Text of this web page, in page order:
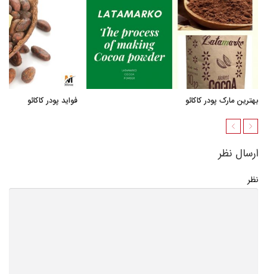
بهترین مارک پودر کاکائو فواید پودر کاکائو
ارسال نظر
نظر